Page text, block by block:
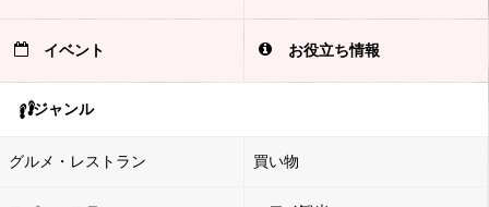
イベント お役立ち情報
ジャンル
グルメ・レストラン 買い物